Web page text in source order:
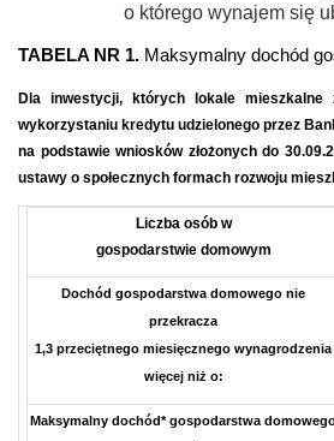
o którego wynajem się
TABELA NR 1. Maksymalny dochód
Dla inwestycji, których lokale mieszkalne
wykorzystaniu kredytu udzielonego przez
na podstawie wniosków złożonych do
ustawy o społecznych formach rozwoju
Liczba osób w
gospodarstwie domowym
Dochód gospodarstwa domowego nie
przekracza
1,3 przeciętnego miesięcznego wynagrodzenia
więcej niż o:
Maksymalny dochód* gospodarstwa